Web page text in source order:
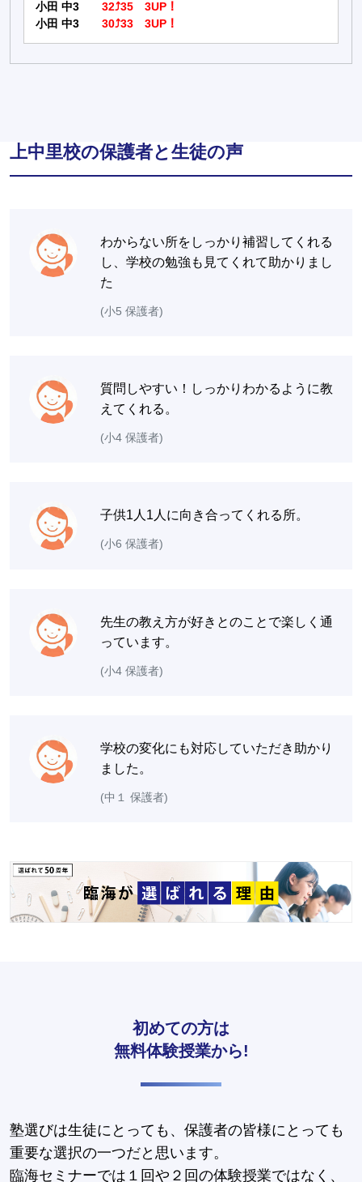
小田 中3
32⤴35 3UP！
小田 中3
30⤴33 3UP！
上中里校の保護者と生徒の声
わからない所をしっかり補習してくれる
し、学校の勉強も見てくれて助かりまし
た
(小5 保護者)
質問しやすい！しっかりわかるように教
えてくれる。
(小4 保護者)
子供1人1人に向き合ってくれる所。
(小6 保護者)
先生の教え方が好きとのことで楽しく通
っています。
(小4 保護者)
学校の変化にも対応していただき助かり
ました。
(中１ 保護者)
初めての方は
無料体験授業から!
塾選びは生徒にとっても、保護者の皆様にとっても
重要な選択の一つだと思います。
臨海セミナーでは１回や２回の体験授業ではなく、